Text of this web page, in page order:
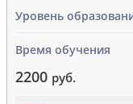
Уровень
Время обучения
2200 руб.